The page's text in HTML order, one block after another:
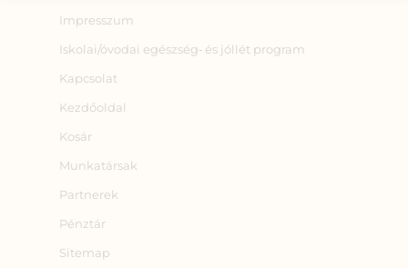
Impresszum
Iskolai/óvodai egészség‑ és jóllét program
Kapcsolat
Kezdőoldal
Kosár
Munkatársak
Partnerek
Pénztár
Sitemap